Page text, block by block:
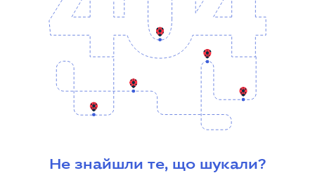
Не знайшли те, що шукали?